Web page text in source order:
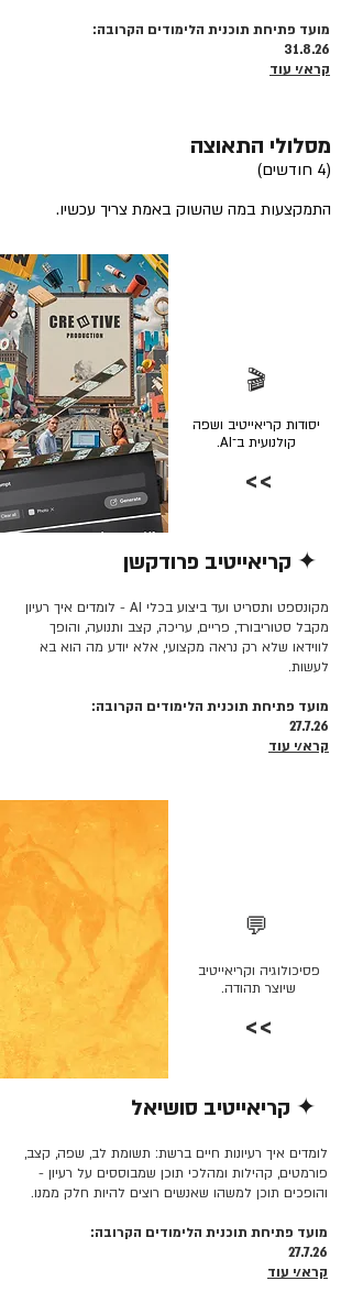
מועד פתיחת תוכנית הלימודים הקרובה:
31.8.26
קרא/י עוד
מסלולי התאוצה
(4 חודשים)
התמקצעות במה שהשוק באמת צריך עכשיו.
🎬
יסודות קריאייטיב ושפה
קולנועית ב־AI.
>>
✦ קריאייטיב פרודקשן
מקונספט ותסריט ועד ביצוע בכלי AI - לומדים איך רעיון
מקבל סטוריבורד, פריים, עריכה, קצב ותנועה, והופך
לווידאו שלא רק נראה מקצועי, אלא יודע מה הוא בא
לעשות.
מועד פתיחת תוכנית הלימודים הקרובה:
27.7.26
קרא/י עוד
💬
פסיכולוגיה וקריאייטיב
שיוצר תהודה.
>>
✦ קריאייטיב סושיאל
לומדים איך רעיונות חיים ברשת: תשומת לב, שפה, קצב,
פורמטים, קהילות ומהלכי תוכן שמבוססים על רעיון -
והופכים תוכן למשהו שאנשים רוצים להיות חלק ממנו.
מועד פתיחת תוכנית הלימודים הקרובה:
27.7.26
קרא/י עוד